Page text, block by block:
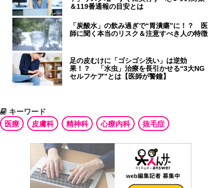
＆119番通報の目安とは
「炭酸水」の飲み過ぎで“胃潰瘍”に！？ 医
師に聞く本当のリスク＆注意すべき人の特徴
足の皮むけに「ゴシゴシ洗い」は逆効
果！？ 「水虫」治療を長引かせる“3大NG
セルフケア”とは【医師が警鐘】
キーワード
医療
皮膚科 精神科 心療内科 抜毛症